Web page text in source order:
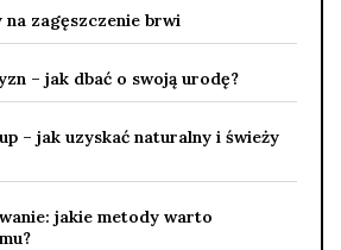
na zagęszczenie brwi
– jak dbać o swoją urodę?
– jak uzyskać naturalny i świeży
jakie metody warto